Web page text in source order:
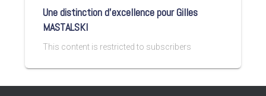
Une distinction d’excellence pour Gilles
MASTALSKI
This content is restricted to subscribers